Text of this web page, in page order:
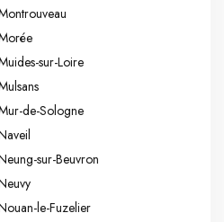
sur-Loire
de-Sologne
sur-Beuvron
le-Fuzelier